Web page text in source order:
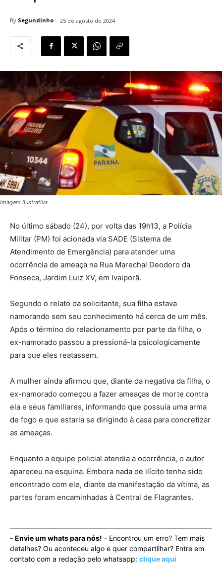
By Segundinho 25 de agosto de 2024
Imagem Ilustrativa
No último sábado (24), por volta das 19h13, a Polícia
Militar (PM) foi acionada via SADE (Sistema de
Atendimento de Emergência) para atender uma
ocorrência de ameaça na Rua Marechal Deodoro da
Fonseca, Jardim Luiz XV, em Ivaiporã.
Segundo o relato da solicitante, sua filha estava
namorando sem seu conhecimento há cerca de um mês.
Após o término do relacionamento por parte da filha, o
ex-namorado passou a pressioná-la psicologicamente
para que eles reatassem.
A mulher ainda afirmou que, diante da negativa da filha, o
ex-namorado começou a fazer ameaças de morte contra
ela e seus familiares, informando que possuía uma arma
de fogo e que estaria se dirigindo à casa para concretizar
as ameaças.
Enquanto a equipe policial atendia a ocorrência, o autor
apareceu na esquina. Embora nada de ilícito tenha sido
encontrado com ele, diante da manifestação da vítima, as
partes foram encaminhadas à Central de Flagrantes.
- Envie um whats para nós! - Encontrou um erro? Tem mais
detalhes? Ou aconteceu algo e quer compartilhar? Entre em
contato com a redação pelo whatsapp: clique aqui